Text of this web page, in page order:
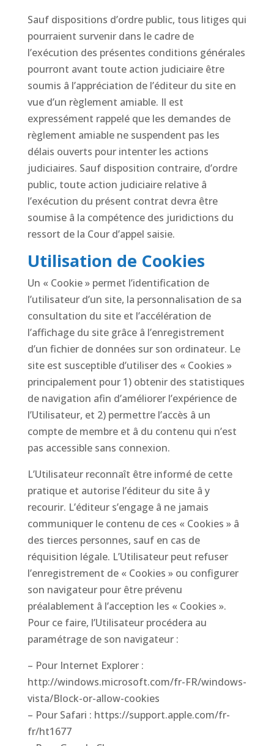
Sauf dispositions d’ordre public, tous litiges qui
pourraient survenir dans le cadre de
l’exécution des présentes conditions générales
pourront avant toute action judiciaire être
soumis â l’appréciation de l’éditeur du site en
vue d’un règlement amiable. Il est
expressément rappelé que les demandes de
règlement amiable ne suspendent pas les
délais ouverts pour intenter les actions
judiciaires. Sauf disposition contraire, d’ordre
public, toute action judiciaire relative â
l’exécution du présent contrat devra être
soumise â la compétence des juridictions du
ressort de la Cour d’appel saisie.
Utilisation de Cookies
Un « Cookie » permet l’identification de
l’utilisateur d’un site, la personnalisation de sa
consultation du site et l’accélération de
l’affichage du site grâce â l’enregistrement
d’un fichier de données sur son ordinateur. Le
site est susceptible d’utiliser des « Cookies »
principalement pour 1) obtenir des statistiques
de navigation afin d’améliorer l’expérience de
l’Utilisateur, et 2) permettre l’accès â un
compte de membre et â du contenu qui n’est
pas accessible sans connexion.
L’Utilisateur reconnaît être informé de cette
pratique et autorise l’éditeur du site â y
recourir. L’éditeur s’engage â ne jamais
communiquer le contenu de ces « Cookies » â
des tierces personnes, sauf en cas de
réquisition légale. L’Utilisateur peut refuser
l’enregistrement de « Cookies » ou configurer
son navigateur pour être prévenu
préalablement â l’acception les « Cookies ».
Pour ce faire, l’Utilisateur procédera au
paramétrage de son navigateur :
– Pour Internet Explorer :
http://windows.microsoft.com/fr-FR/windows-
vista/Block-or-allow-cookies
– Pour Safari : https://support.apple.com/fr-
fr/ht1677